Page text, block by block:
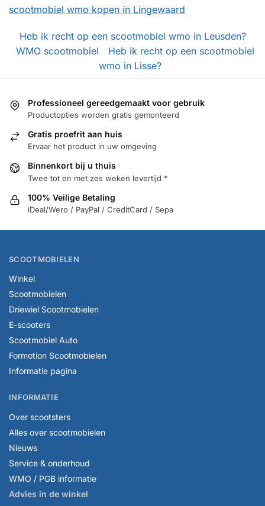
scootmobiel wmo kopen in Lingewaard
Heb ik recht op een scootmobiel wmo in Leusden?
WMO scootmobiel
Heb ik recht op een scootmobiel
wmo in Lisse?
Professioneel gereedgemaakt voor gebruik
Productopties worden gratis gemonteerd
Gratis proefrit aan huis
Ervaar het product in uw omgeving
Binnenkort bij u thuis
Twee tot en met zes weken levertijd *
100% Veilige Betaling
iDeal/Wero / PayPal / CreditCard / Sepa
SCOOTMOBIELEN
Winkel
Scootmobielen
Driewiel Scootmobielen
E-scooters
Scootmobiel Auto
Formotion Scootmobielen
Informatie pagina
INFORMATIE
Over scootsters
Alles over scootmobielen
Nieuws
Service & onderhoud
WMO / PGB informatie
Advies in de winkel